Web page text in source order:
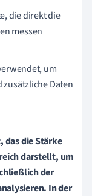
die direkt die
messen
um
Daten
das die Stärke
darstellt, um
der
In der